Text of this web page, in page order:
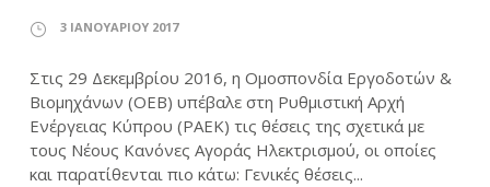
3 ΙΑΝΟΥΑΡΊΟΥ 2017
Στις 29 Δεκεμβρίου 2016, η Ομοσπονδία Εργοδοτών &
Βιομηχάνων (ΟΕΒ) υπέβαλε στη Ρυθμιστική Αρχή
Ενέργειας Κύπρου (ΡΑΕΚ) τις θέσεις της σχετικά με
τους Νέους Κανόνες Αγοράς Ηλεκτρισμού, οι οποίες
και παρατίθενται πιο κάτω: Γενικές θέσεις...